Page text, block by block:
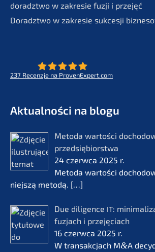
doradzt­wo w zakre­sie fuzji i przejęć
Doradzt­wo w zakre­sie sukces­ji
237 Recenz­je na ProvenExpert.com
Aktual­ności na blogu
Metoda wartości
przedsię­bi­orst­wa
24 czerw­ca 2025 r.
Metoda wartości
nie­js­zą metodą. […]
Due diligence IT:
fuzjach i przejęciach
16 czerw­ca 2025 r.
W transak­c­jach M&A